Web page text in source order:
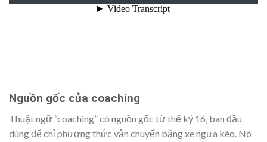
Nguồn gốc của coaching
Thuật ngữ “coaching” có nguồn gốc từ thế kỷ 16, ban đầu
dùng để chỉ phương thức vận chuyển bằng xe ngựa kéo. Nó